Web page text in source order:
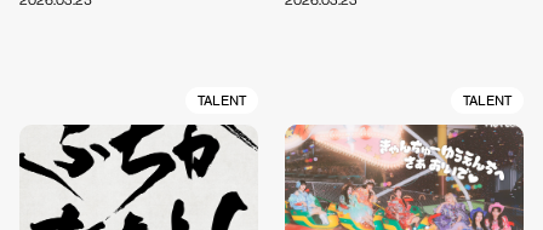
TALENT TALENT